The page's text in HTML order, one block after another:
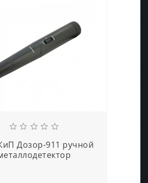
Дозор-911 ручной